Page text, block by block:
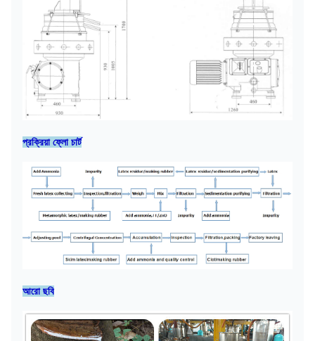
উঃপঃ 1100
জি ডব্লিউ 1550
মাত্রা 1২60 × 930 × 1700
প্যাকিং মাত্রা
প্রক্রিয়া ফ্লো চার্ট
আরো ছবি